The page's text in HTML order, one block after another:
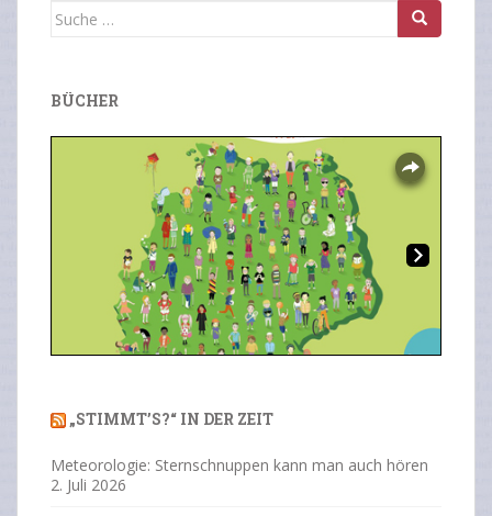
Suche
BÜCHER
Overlays
„STIMMT’S?“ IN DER ZEIT
Meteorologie: Sternschnuppen kann man auch hören
2. Juli 2026